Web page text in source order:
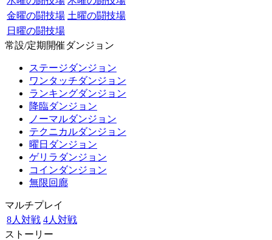
金曜の闘技場 土曜の闘技場
日曜の闘技場
常設/定期開催ダンジョン
ステージダンジョン
ワンタッチダンジョン
ランキングダンジョン
降臨ダンジョン
ノーマルダンジョン
テクニカルダンジョン
曜日ダンジョン
ゲリラダンジョン
コインダンジョン
無限回廊
マルチプレイ
8人対戦 4人対戦
ストーリー